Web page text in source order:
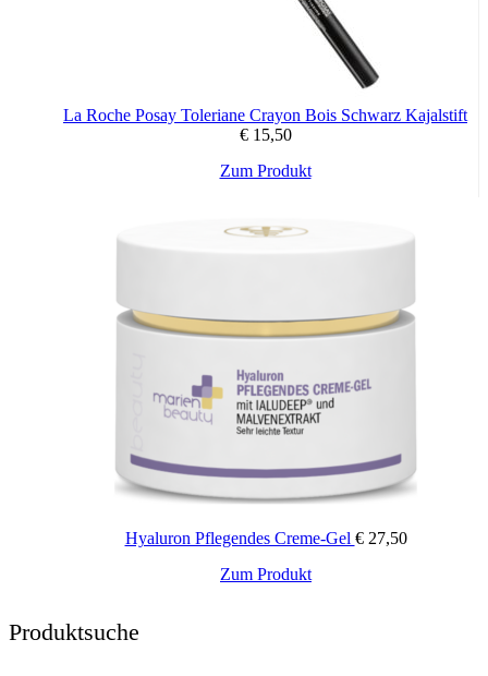
La Roche Posay Toleriane Crayon Bois Schwarz Kajalstift
€15,50
Zum Produkt
Hyaluron Pflegendes Creme-Gel €27,50
Zum Produkt
Produktsuche